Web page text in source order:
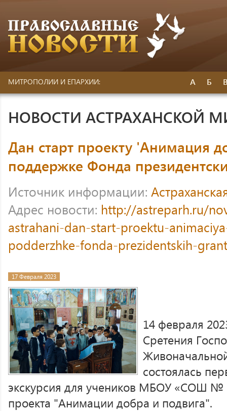
МИТРОПОЛИИ И ЕПАРХИИ: А Б
НОВОСТИ АСТРАХАНСКОЙ
Дан старт проекту 'Анимация
поддержке Фонда
Источник информации:
Адрес новости: http://astreparh.ru/
astrahani-dan-start-proektu-
podderzhke-fonda-prezidentskih-
17 Февраля 2023
14 февраля
Сретения
состоялась
экскурсия для учеников МБОУ «СОШ №
проекта "Анимации добра и подвига".